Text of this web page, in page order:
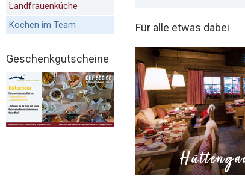
Landfrauenküche
Kochen im Team
Geschenkgutscheine
Für alle etwas dabei